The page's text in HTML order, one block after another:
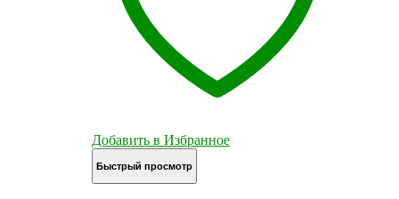
Добавить в Избранное
Быстрый просмотр